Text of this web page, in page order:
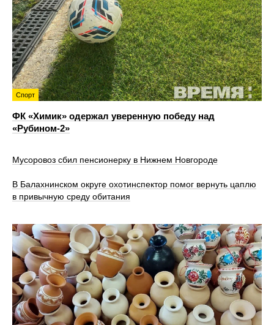
Спорт
ФК «Химик» одержал уверенную победу над
«Рубином‑2»
Мусоровоз сбил пенсионерку в Нижнем Новгороде
В Балахнинском округе охотинспектор помог вернуть цаплю
в привычную среду обитания